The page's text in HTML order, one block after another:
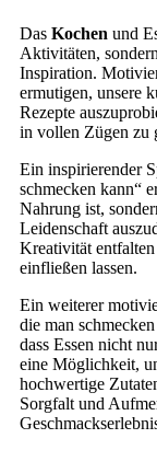
Das Kochen und
Aktivitäten,
Inspiration.
ermutigen, unsere
Rezepte
in vollen Zügen zu
Ein inspirierender
schmecken kann“
Nahrung ist,
Leidenschaft
Kreativität
einfließen lassen.
Ein weiterer
die man
dass Essen nicht
eine Möglichkeit,
hochwertige
Sorgfalt und